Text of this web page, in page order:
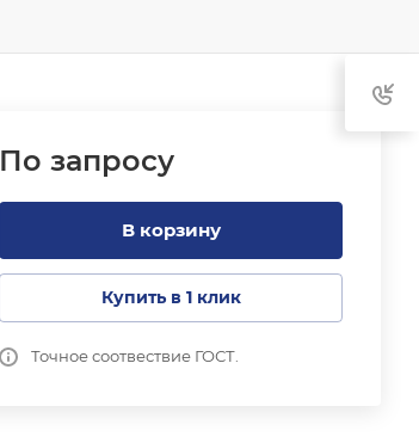
По запросу
В корзину
Купить в 1 клик
Точное соотвествие ГОСТ.